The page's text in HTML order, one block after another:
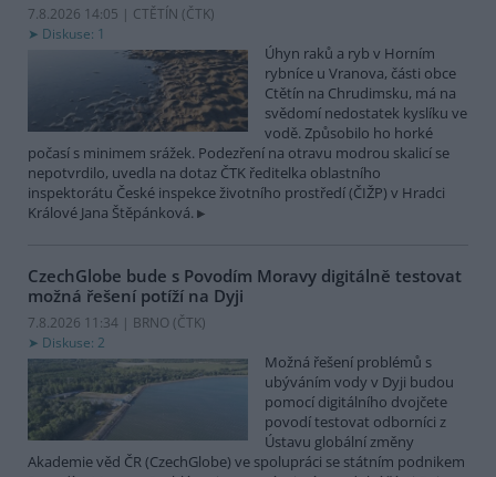
7.8.2026 14:05 | CTĚTÍN (ČTK)
Diskuse: 1
Úhyn raků a ryb v Horním
rybníce u Vranova, části obce
Ctětín na Chrudimsku, má na
svědomí nedostatek kyslíku ve
vodě. Způsobilo ho horké
počasí s minimem srážek. Podezření na otravu modrou skalicí se
nepotvrdilo, uvedla na dotaz ČTK ředitelka oblastního
inspektorátu České inspekce životního prostředí (ČIŽP) v Hradci
Králové Jana Štěpánková.
CzechGlobe bude s Povodím Moravy digitálně testovat
možná řešení potíží na Dyji
7.8.2026 11:34 | BRNO (ČTK)
Diskuse: 2
Možná řešení problémů s
ubýváním vody v Dyji budou
pomocí digitálního dvojčete
povodí testovat odborníci z
Ústavu globální změny
Akademie věd ČR (CzechGlobe) ve spolupráci se státním podnikem